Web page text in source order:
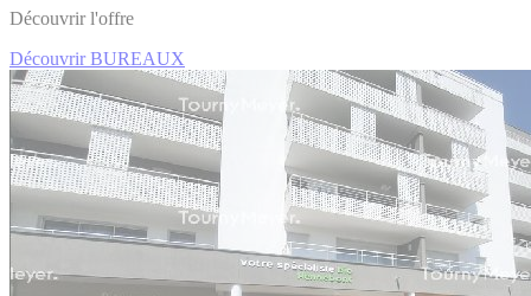
Découvrir l'offre
Découvrir BUREAUX